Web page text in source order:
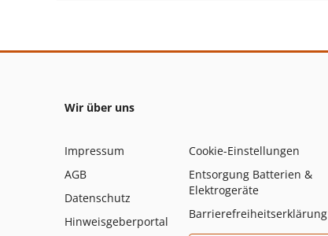
Wir über uns
Impressum
AGB
Datenschutz
Hinweisgeberportal
Cookie-Einstellungen
Entsorgung Batterien &
Elektrogeräte
Barrierefreiheitserklärung